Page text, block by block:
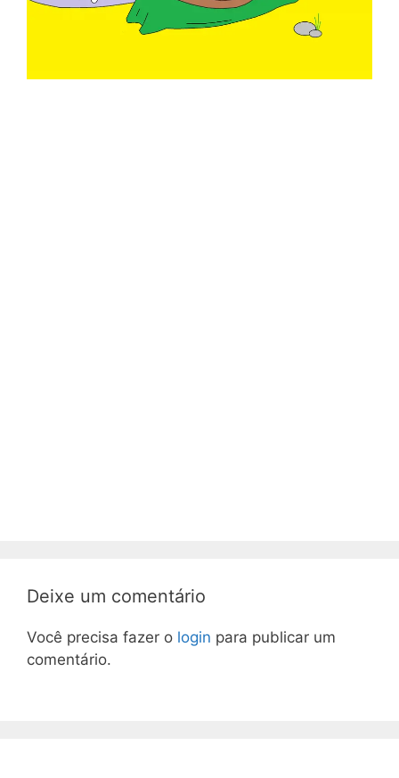
Deixe um comentário
Você precisa fazer o login para publicar um
comentário.